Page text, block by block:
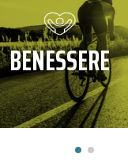
BENESSERE